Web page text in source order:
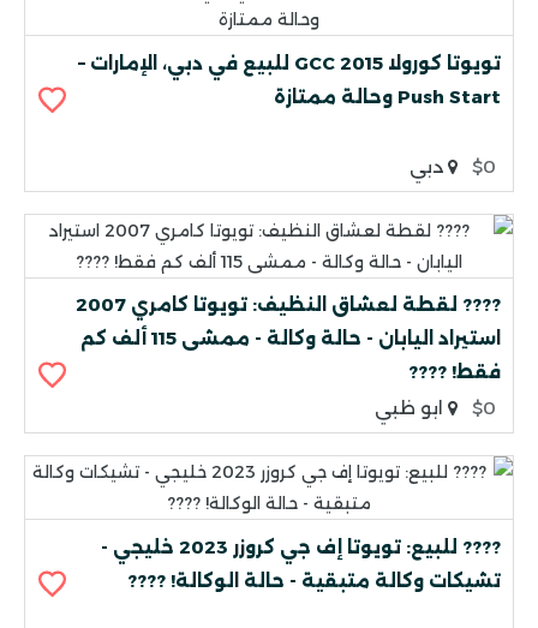
تويوتا كورولا 2015 GCC للبيع في دبي، الإمارات –
Push Start وحالة ممتازة
$0 دبي
???? لقطة لعشاق النظيف: تويوتا كامري 2007
استيراد اليابان - حالة وكالة - ممشى 115 ألف كم
فقط! ????
$0
ابو ظبي
???? للبيع: تويوتا إف جي كروزر 2023 خليجي -
تشيكات وكالة متبقية - حالة الوكالة! ????